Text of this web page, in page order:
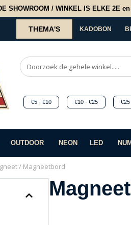
SHOWROOM / WINKEL IS ELKE 2E
THEMA'S KADOBON
€5 - €10 €10 - €25
OUTDOOR NEON LED
/ Magneetbord